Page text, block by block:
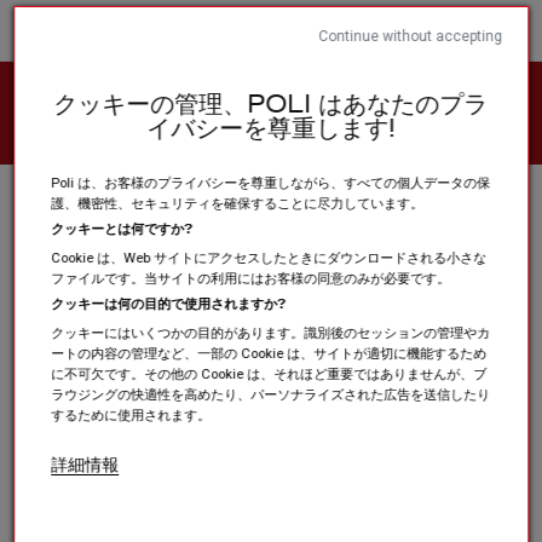
スポーツクラブと協会
Maillot, débardeur triathlon personnalisé
ホーム Customisable wear Collection トライアスロン
débardeur triathlon personnalisé
カテゴリ
Continue without accepting
クッキーの管理、POLI はあなたのプラ
イバシーを尊重します!
Poli は、お客様のプライバシーを尊重しながら、すべての個人データの保
護、機密性、セキュリティを確保することに尽力しています。
クッキーとは何ですか?
Cookie は、Web サイトにアクセスしたときにダウンロードされる小さな
ファイルです。当サイトの利用にはお客様の同意のみが必要です。
クッキーは何の目的で使用されますか?
クッキーにはいくつかの目的があります。識別後のセッションの管理やカ
ートの内容の管理など、一部の Cookie は、サイトが適切に機能するため
に不可欠です。その他の Cookie は、それほど重要ではありませんが、ブ
ラウジングの快適性を高めたり、パーソナライズされた広告を送信したり
するために使用されます。
詳細情報